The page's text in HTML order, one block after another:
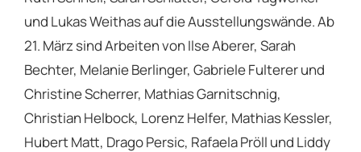
und Lukas Weithas auf die Ausstellungswände. Ab
21. März sind Arbeiten von Ilse Aberer, Sarah
Bechter, Melanie Berlinger, Gabriele Fulterer und
Christine Scherrer, Mathias Garnitschnig,
Christian Helbock, Lorenz Helfer, Mathias Kessler,
Hubert Matt, Drago Persic, Rafaela Pröll und Liddy